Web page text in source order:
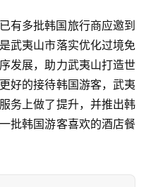
有多批韩国旅行商应邀到
武夷山市落实优化过境免
发展，助力武夷山打造世
好的接待韩国游客，武夷
务上做了提升，并推出韩
批韩国游客喜欢的酒店餐